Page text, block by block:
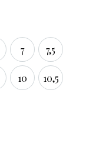
7 7,5
10 10,5